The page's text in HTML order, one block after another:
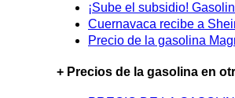
¡Sube el subsidio!
Cuernavaca recibe a
Precio de la gasolina
+ Precios de la gasolina en